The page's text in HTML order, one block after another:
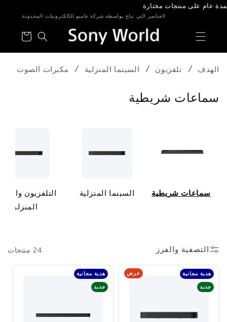
تخطى الى
العناصر التي تباع بواسطة شركة جامبو للإلكترونيات المحدودة.
التسوق
الهدف تلفزيون السينما المنزلية مكبرات الصوت
م
سماعات شريطية
سماعات شريطية السينما المنزلية
التلفزيون
المنزلي
التصفية والفرز 24 منتجات
هدية مجانية
جديد
عرض
هدية مجانية
جديد